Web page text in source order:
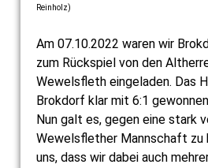
Reinholz)
Am 07.10.2022 waren wir
zum Rückspiel von den
Wewelsfleth eingeladen. Das
Brokdorf klar mit 6:1
Nun galt es, gegen eine stark
Wewelsflether Mannschaft zu
uns, dass wir dabei auch